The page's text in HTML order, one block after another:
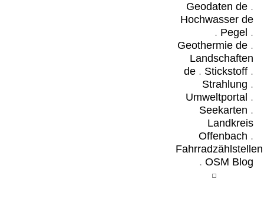
Geodaten de.
Hochwasser de
. Pegel .
Geothermie de.
Landschaften
de. Stickstoff.
Strahlung .
Umweltportal .
Seekarten .
Landkreis
Offenbach .
Fahrradzählstellen
. OSM Blog